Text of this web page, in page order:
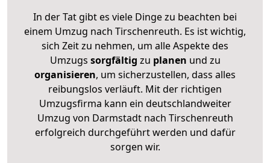
In der Tat gibt es viele Dinge zu beachten bei
einem Umzug nach Tirschenreuth. Es ist wichtig,
sich Zeit zu nehmen, um alle Aspekte des
Umzugs sorgfältig zu planen und zu
organisieren, um sicherzustellen, dass alles
reibungslos verläuft. Mit der richtigen
Umzugsfirma kann ein deutschlandweiter
Umzug von Darmstadt nach Tirschenreuth
erfolgreich durchgeführt werden und dafür
sorgen wir.